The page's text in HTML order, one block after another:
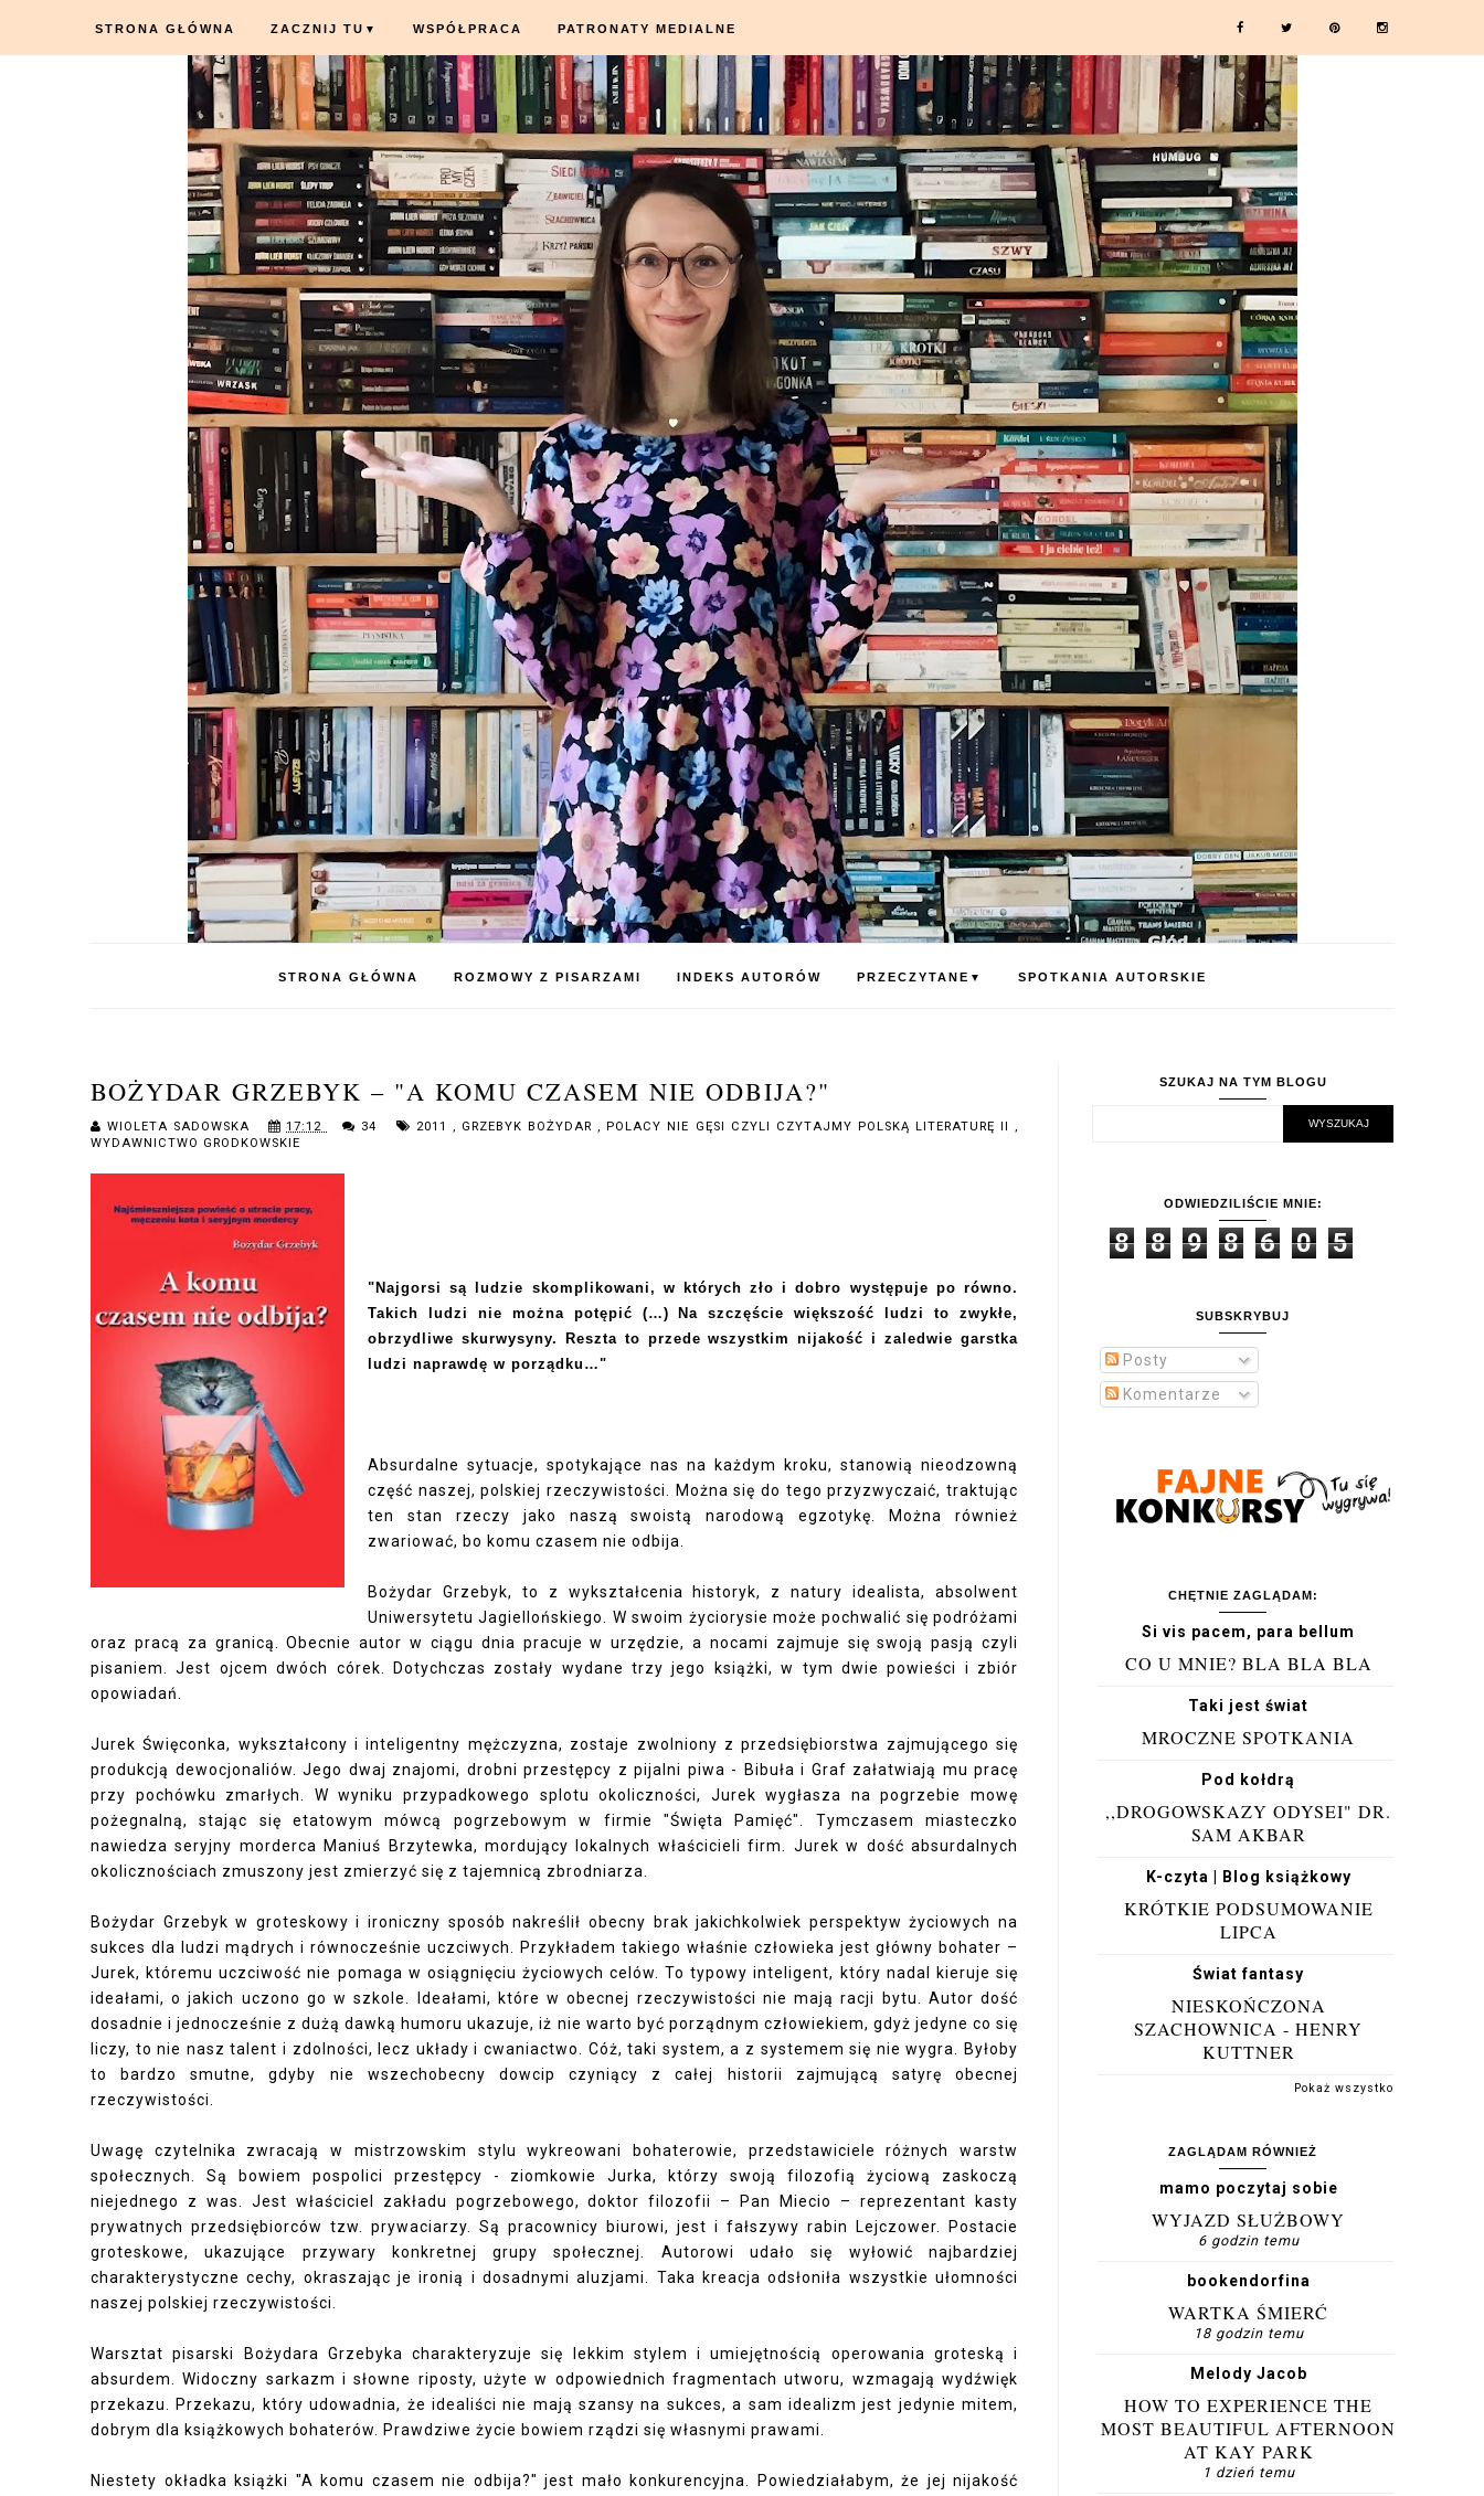
STRONA GŁÓWNA ZACZNIJ TU ▼ WSPÓŁPRACA PATRONATY MEDIALNE
STRONA GŁÓWNA ROZMOWY Z PISARZAMI INDEKS AUTORÓW PRZECZYTANE ▼ SPOTKANIA AUTORSKIE
BOŻYDAR GRZEBYK – "A KOMU CZASEM NIE ODBIJA?"
WIOLETA SADOWSKA 17:12 34 2011 , GRZEBYK BOŻYDAR,POLACY NIE GĘSI CZYLI CZYTAJMY POLSKĄ LITERATURĘ II,
WYDAWNICTWO GRODKOWSKIE
"Najgorsi są ludzie skomplikowani, w których zło i dobro występuje po równo.
Takich ludzi nie można potępić (…) Na szczęście większość ludzi to zwykłe,
obrzydliwe skurwysyny. Reszta to przede wszystkim nijakość i zaledwie garstka
ludzi naprawdę w porządku…"
Absurdalne sytuacje, spotykające nas na każdym kroku, stanowią nieodzowną
część naszej, polskiej rzeczywistości. Można się do tego przyzwyczaić, traktując
ten stan rzeczy jako naszą swoistą narodową egzotykę. Można również
zwariować, bo komu czasem nie odbija.
Bożydar Grzebyk, to z wykształcenia historyk, z natury idealista, absolwent
Uniwersytetu Jagiellońskiego. W swoim życiorysie może pochwalić się podróżami
oraz pracą za granicą. Obecnie autor w ciągu dnia pracuje w urzędzie, a nocami zajmuje się swoją pasją czyli
pisaniem. Jest ojcem dwóch córek. Dotychczas zostały wydane trzy jego książki, w tym dwie powieści i zbiór
opowiadań.
Jurek Święconka, wykształcony i inteligentny mężczyzna, zostaje zwolniony z przedsiębiorstwa zajmującego się
produkcją dewocjonaliów. Jego dwaj znajomi, drobni przestępcy z pijalni piwa - Bibuła i Graf załatwiają mu pracę
przy pochówku zmarłych. W wyniku przypadkowego splotu okoliczności, Jurek wygłasza na pogrzebie mowę
pożegnalną, stając się etatowym mówcą pogrzebowym w firmie "Święta Pamięć". Tymczasem miasteczko
nawiedza seryjny morderca Maniuś Brzytewka, mordujący lokalnych właścicieli firm. Jurek w dość absurdalnych
okolicznościach zmuszony jest zmierzyć się z tajemnicą zbrodniarza.
Bożydar Grzebyk w groteskowy i ironiczny sposób nakreślił obecny brak jakichkolwiek perspektyw życiowych na
sukces dla ludzi mądrych i równocześnie uczciwych. Przykładem takiego właśnie człowieka jest główny bohater –
Jurek, któremu uczciwość nie pomaga w osiągnięciu życiowych celów. To typowy inteligent, który nadal kieruje się
ideałami, o jakich uczono go w szkole. Ideałami, które w obecnej rzeczywistości nie mają racji bytu. Autor dość
dosadnie i jednocześnie z dużą dawką humoru ukazuje, iż nie warto być porządnym człowiekiem, gdyż jedyne co się
liczy, to nie nasz talent i zdolności, lecz układy i cwaniactwo. Cóż, taki system, a z systemem się nie wygra. Byłoby
to bardzo smutne, gdyby nie wszechobecny dowcip czyniący z całej historii zajmującą satyrę obecnej
rzeczywistości.
Uwagę czytelnika zwracają w mistrzowskim stylu wykreowani bohaterowie, przedstawiciele różnych warstw
społecznych. Są bowiem pospolici przestępcy - ziomkowie Jurka, którzy swoją filozofią życiową zaskoczą
niejednego z was. Jest właściciel zakładu pogrzebowego, doktor filozofii – Pan Miecio – reprezentant kasty
prywatnych przedsiębiorców tzw. prywaciarzy. Są pracownicy biurowi, jest i fałszywy rabin Lejczower. Postacie
groteskowe, ukazujące przywary konkretnej grupy społecznej. Autorowi udało się wyłowić najbardziej
charakterystyczne cechy, okraszając je ironią i dosadnymi aluzjami. Taka kreacja odsłoniła wszystkie ułomności
naszej polskiej rzeczywistości.
Warsztat pisarski Bożydara Grzebyka charakteryzuje się lekkim stylem i umiejętnością operowania groteską i
absurdem. Widoczny sarkazm i słowne riposty, użyte w odpowiednich fragmentach utworu, wzmagają wydźwięk
przekazu. Przekazu, który udowadnia, że idealiści nie mają szansy na sukces, a sam idealizm jest jedynie mitem,
dobrym dla książkowych bohaterów. Prawdziwe życie bowiem rządzi się własnymi prawami.
Niestety okładka książki "A komu czasem nie odbija?" jest mało konkurencyjna.
Powiedziałabym, że jej nijakość
SZUKAJ NA TYM BLOGU
ODWIEDZILIŚCIE MNIE:
8 8 9 8 6 0 5
SUBSKRYBUJ
Posty
Komentarze
CHĘTNIE ZAGLĄDAM:
Si vis pacem, para bellum
CO U MNIE? BLA BLA BLA
Taki jest świat
MROCZNE SPOTKANIA
Pod kołdrą
,,DROGOWSKAZY ODYSEI" DR.
SAM AKBAR
K-czyta | Blog książkowy
KRÓTKIE PODSUMOWANIE
LIPCA
Świat fantasy
NIESKOŃCZONA
SZACHOWNICA - HENRY
KUTTNER
Pokaż wszystko
ZAGLĄDAM RÓWNIEŻ
mamo poczytaj sobie
WYJAZD SŁUŻBOWY
6 godzin temu
bookendorfina
WARTKA ŚMIERĆ
18 godzin temu
Melody Jacob
HOW TO EXPERIENCE THE
MOST BEAUTIFUL AFTERNOON
AT KAY PARK
1 dzień temu